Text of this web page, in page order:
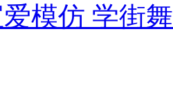
模仿 学街